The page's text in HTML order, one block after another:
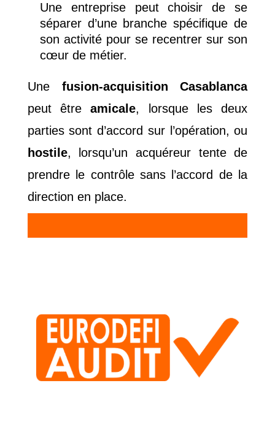
Une entreprise peut choisir de se
séparer d’une branche spécifique de
son activité pour se recentrer sur son
cœur de métier.
Une fusion-acquisition Casablanca
peut êtreamicale, lorsque les deux
parties sont d’accord sur l’opération, ou
hostile, lorsqu’un acquéreur tente de
prendre le contrôle sans l’accord de la
direction en place.